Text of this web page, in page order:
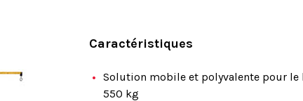
Caractéristiques
Solution mobile et polyvalente pour le
550 kg